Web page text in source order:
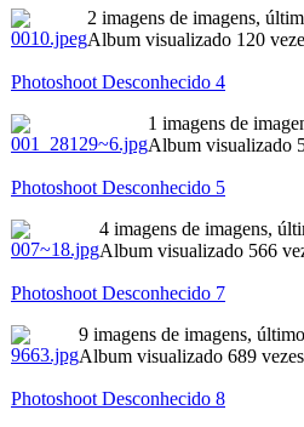
2 imagens de imagens,
Album visualizado 120
Photoshoot Desconhecido 4
1 imagens de
Album visualizado
Photoshoot Desconhecido 5
4 imagens de imagens,
Album visualizado 566
Photoshoot Desconhecido 7
9 imagens de imagens,
Album visualizado 689 vezes
Photoshoot Desconhecido 8